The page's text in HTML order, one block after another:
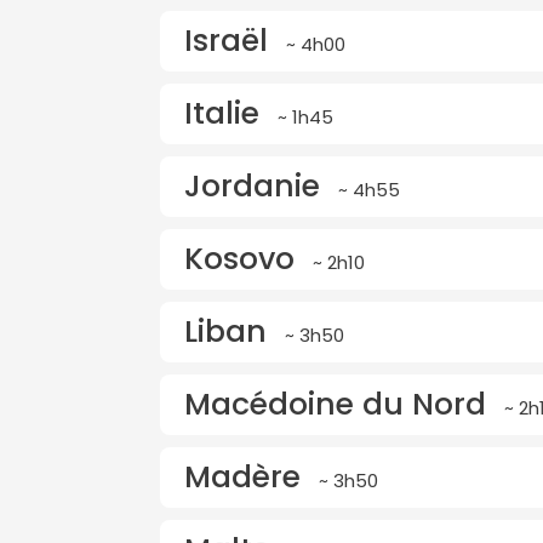
Israël ~ 4h00
Italie ~ 1h45
Jordanie ~ 4h55
Kosovo ~ 2h10
Liban ~ 3h50
Macédoine du Nord ~
Madère ~ 3h50